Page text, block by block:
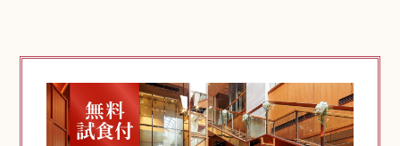
特典
フォトプラン
TOKIWAKEプラン